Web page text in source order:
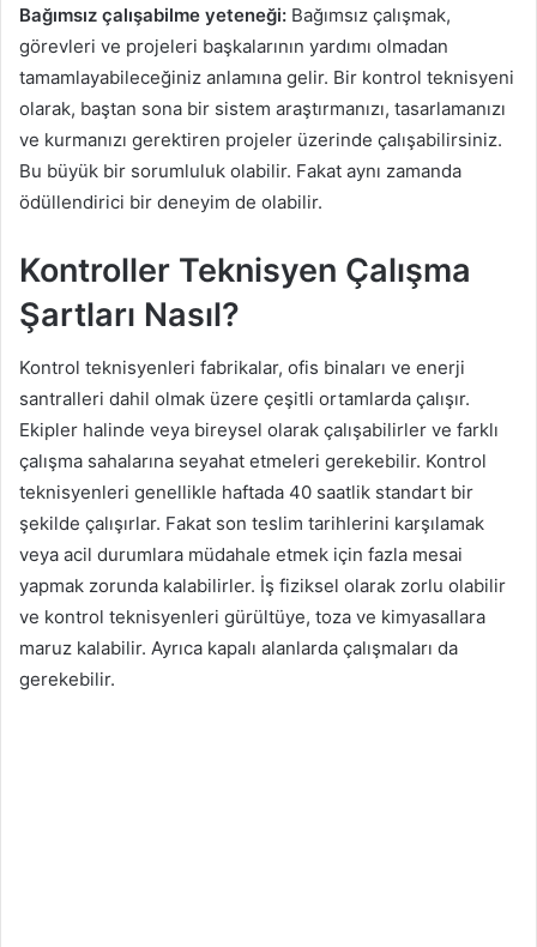
Bağımsız çalışabilme yeteneği: Bağımsız çalışmak,
görevleri ve projeleri başkalarının yardımı olmadan
tamamlayabileceğiniz anlamına gelir. Bir kontrol teknisyeni
olarak, baştan sona bir sistem araştırmanızı, tasarlamanızı
ve kurmanızı gerektiren projeler üzerinde çalışabilirsiniz.
Bu büyük bir sorumluluk olabilir. Fakat aynı zamanda
ödüllendirici bir deneyim de olabilir.
Kontroller Teknisyen Çalışma
Şartları Nasıl?
Kontrol teknisyenleri fabrikalar, ofis binaları ve enerji
santralleri dahil olmak üzere çeşitli ortamlarda çalışır.
Ekipler halinde veya bireysel olarak çalışabilirler ve farklı
çalışma sahalarına seyahat etmeleri gerekebilir. Kontrol
teknisyenleri genellikle haftada 40 saatlik standart bir
şekilde çalışırlar. Fakat son teslim tarihlerini karşılamak
veya acil durumlara müdahale etmek için fazla mesai
yapmak zorunda kalabilirler. İş fiziksel olarak zorlu olabilir
ve kontrol teknisyenleri gürültüye, toza ve kimyasallara
maruz kalabilir. Ayrıca kapalı alanlarda çalışmaları da
gerekebilir.